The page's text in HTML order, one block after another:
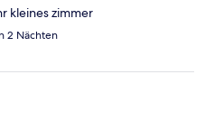
kleines zimmer
2 Nächten